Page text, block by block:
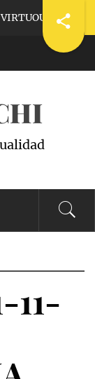
VS. VICIOUS
11-